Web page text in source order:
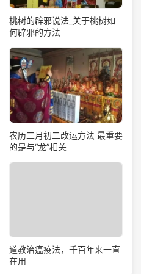
桃树的辟邪说法_关于桃树如
何辟邪的方法
农历二月初二改运方法 最重要
的是与“龙”相关
道教治瘟疫法，千百年来一直
在用